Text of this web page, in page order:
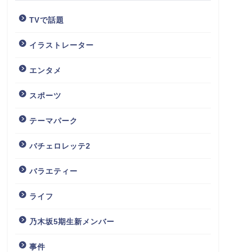
TVで話題
イラストレーター
エンタメ
スポーツ
テーマパーク
バチェロレッテ2
バラエティー
ライフ
乃木坂5期生新メンバー
事件